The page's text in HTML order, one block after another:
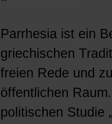
Parrhesia ist ein
griechischen
freien Rede und
öffentlichen
politischen Studie